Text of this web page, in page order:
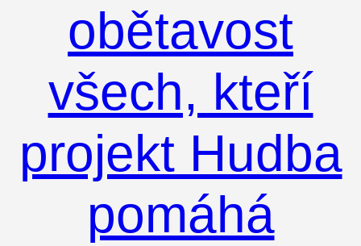
obětavost
všech, kteří
projekt Hudba
pomáhá